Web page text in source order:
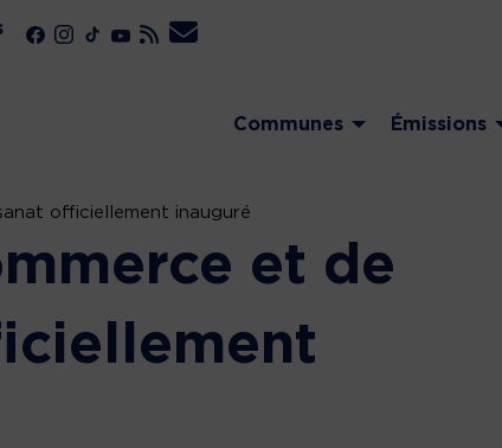
Communes Émissions
officiellement inauguré
et de